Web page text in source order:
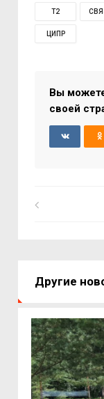
T2
ЦИПР
Вы
своей
Другие